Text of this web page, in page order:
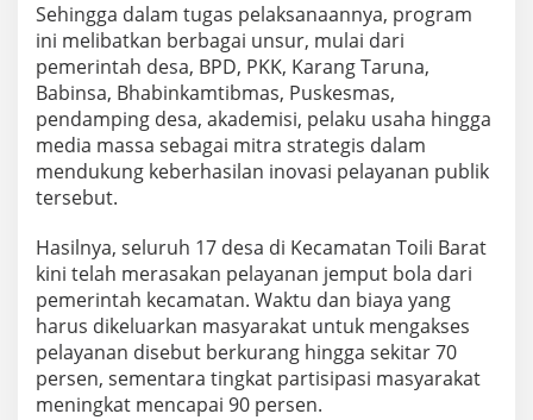
Sehingga dalam tugas pelaksanaannya, program
ini melibatkan berbagai unsur, mulai dari
pemerintah desa, BPD, PKK, Karang Taruna,
Babinsa, Bhabinkamtibmas, Puskesmas,
pendamping desa, akademisi, pelaku usaha hingga
media massa sebagai mitra strategis dalam
mendukung keberhasilan inovasi pelayanan publik
tersebut.
Hasilnya, seluruh 17 desa di Kecamatan Toili Barat
kini telah merasakan pelayanan jemput bola dari
pemerintah kecamatan. Waktu dan biaya yang
harus dikeluarkan masyarakat untuk mengakses
pelayanan disebut berkurang hingga sekitar 70
persen, sementara tingkat partisipasi masyarakat
meningkat mencapai 90 persen.